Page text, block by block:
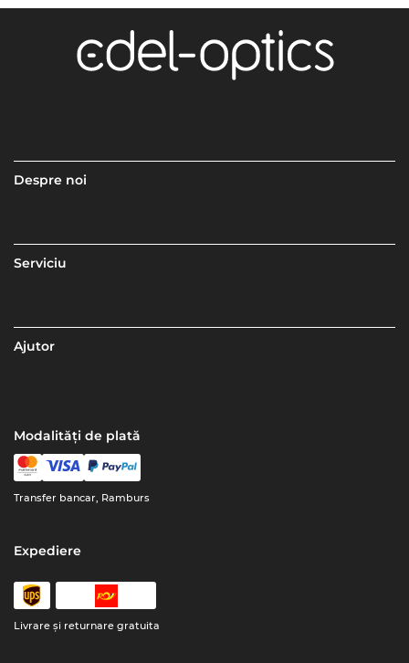
Despre noi
Serviciu
Ajutor
Modalități de plată
Transfer bancar, Ramburs
Expediere
Livrare şi returnare gratuita